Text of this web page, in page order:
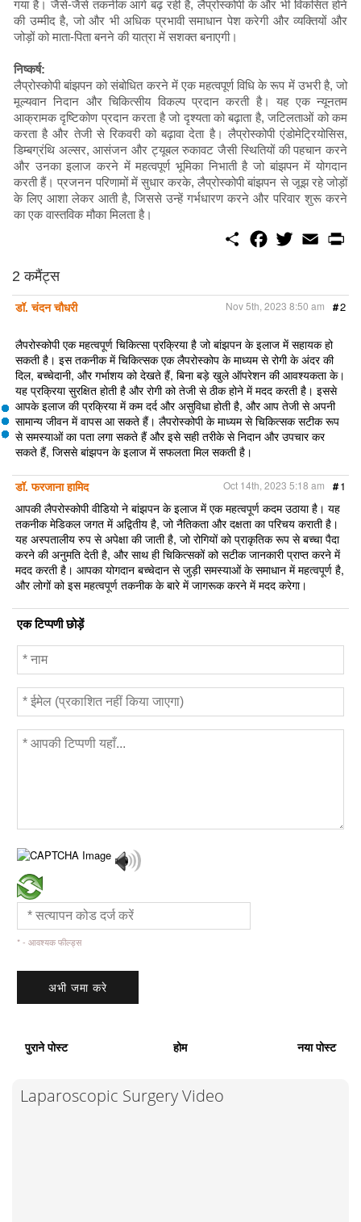
गया है। जैसे-जैसे तकनीक आगे बढ़ रही है, लैप्रोस्कोपी के और भी विकसित होने
की उम्मीद है, जो और भी अधिक प्रभावी समाधान पेश करेगी और व्यक्तियों और
जोड़ों को माता-पिता बनने की यात्रा में सशक्त बनाएगी।
निष्कर्ष:
लैप्रोस्कोपी बांझपन को संबोधित करने में एक महत्वपूर्ण विधि के रूप में उभरी है, जो
मूल्यवान निदान और चिकित्सीय विकल्प प्रदान करती है। यह एक न्यूनतम
आक्रामक दृष्टिकोण प्रदान करता है जो दृश्यता को बढ़ाता है, जटिलताओं को कम
करता है और तेजी से रिकवरी को बढ़ावा देता है। लैप्रोस्कोपी एंडोमेट्रियोसिस,
डिम्बग्रंथि अल्सर, आसंजन और ट्यूबल रुकावट जैसी स्थितियों की पहचान करने
और उनका इलाज करने में महत्वपूर्ण भूमिका निभाती है जो बांझपन में योगदान
करती हैं। प्रजनन परिणामों में सुधार करके, लैप्रोस्कोपी बांझपन से जूझ रहे जोड़ों
के लिए आशा लेकर आती है, जिससे उन्हें गर्भधारण करने और परिवार शुरू करने
का एक वास्तविक मौका मिलता है।
S
o
o
w
e
r
E
m
2 कमैंट्स
डॉ. चंदन चौधरी
#2
Nov 5th, 2023 8:50 am
लैपरोस्कोपी एक महत्वपूर्ण चिकित्सा प्रक्रिया है जो बांझपन के इलाज में सहायक हो
सकती है। इस तकनीक में चिकित्सक एक लैपरोस्कोप के माध्यम से रोगी के अंदर की
दिल, बच्चेदानी, और गर्भाशय को देखते हैं, बिना बड़े खुले ऑपरेशन की आवश्यकता के।
यह प्रक्रिया सुरक्षित होती है और रोगी को तेजी से ठीक होने में मदद करती है। इससे
आपके इलाज की प्रक्रिया में कम दर्द और असुविधा होती है, और आप तेजी से अपनी
सामान्य जीवन में वापस आ सकते हैं। लैपरोस्कोपी के माध्यम से चिकित्सक सटीक रूप
से समस्याओं का पता लगा सकते हैं और इसे सही तरीके से निदान और उपचार कर
सकते हैं, जिससे बांझपन के इलाज में सफलता मिल सकती है।
डॉ. फरजाना हामिद #1
Oct 14th, 2023 5:18 am
आपकी लैपरोस्कोपी वीडियो ने बांझपन के इलाज में एक महत्वपूर्ण कदम उठाया है। यह
तकनीक मेडिकल जगत में अद्वितीय है, जो नैतिकता और दक्षता का परिचय कराती है।
यह अस्पतालीय रुप से अपेक्षा की जाती है, जो रोगियों को प्राकृतिक रूप से बच्चा पैदा
करने की अनुमति देती है, और साथ ही चिकित्सकों को सटीक जानकारी प्राप्त करने में
मदद करती है। आपका योगदान बच्चेदान से जुड़ी समस्याओं के समाधान में महत्वपूर्ण है,
और लोगों को इस महत्वपूर्ण तकनीक के बारे में जागरूक करने में मदद करेगा।
एक टिप्पणी छोड़ें
* - आवश्यक फील्ड्स
पुराने पोस्ट होम नया पोस्ट
Laparoscopic Surgery Video